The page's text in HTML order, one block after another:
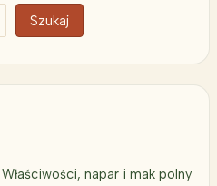
Szukaj
napar i mak polny